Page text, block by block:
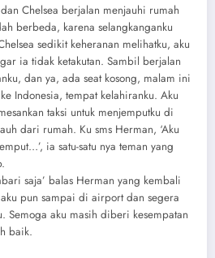
Chelsea berjalan menjauhi rumah
berbeda, karena selangkanganku
sedikit keheranan melihatku, aku
ia tidak ketakutan. Sambil berjalan
dan ya, ada seat kosong, malam ini
Indonesia, tempat kelahiranku. Aku
taksi untuk menjemputku di
dari rumah. Ku sms Herman, ‘Aku
ia satu-satu nya teman yang
saja’ balas Herman yang kembali
pun sampai di airport dan segera
Semoga aku masih diberi kesempatan
baik.